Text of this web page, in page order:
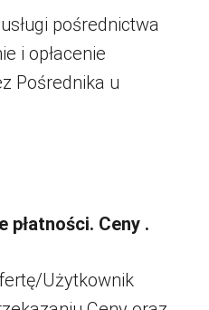
pośrednictwa
i opłacenie
Pośrednika u
płatności. Ceny .
Użytkownik